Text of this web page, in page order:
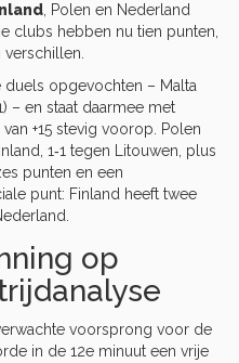
Polen en Nederland
clubs hebben nu tien punten,
opgevochten – Malta
– en staat daarmee met
+15 stevig voorop. Polen
, 1‑1 tegen Litouwen , plus
punten en een
punt: Finland heeft twee
op
voorsprong voor de
in de 12e minuut een vrije